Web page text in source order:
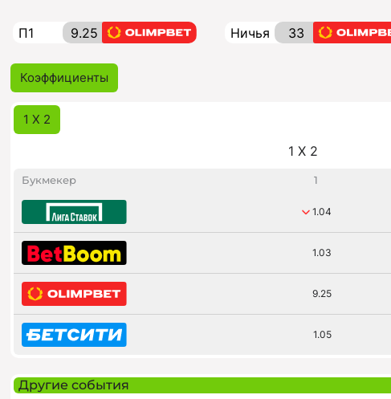
П1 9.25 Ничья 33
Коэффициенты
1 X 2
1 X 2
Букмекер 1
1.04
1.03
9.25
1.05
Другие события